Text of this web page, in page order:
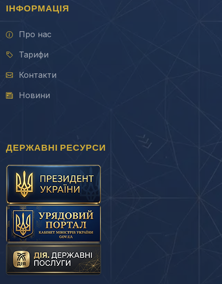
ІНФОРМАЦІЯ
Про нас
Тарифи
Контакти
Новини
ДЕРЖАВНІ РЕСУРСИ